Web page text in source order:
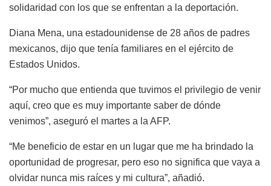
solidaridad con los que se enfrentan a la deportación.
Diana Mena, una estadounidense de 28 años de padres
mexicanos, dijo que tenía familiares en el ejército de
Estados Unidos.
“Por mucho que entienda que tuvimos el privilegio de venir
aquí, creo que es muy importante saber de dónde
venimos”, aseguró el martes a la AFP.
“Me beneficio de estar en un lugar que me ha brindado la
oportunidad de progresar, pero eso no significa que vaya a
olvidar nunca mis raíces y mi cultura”, añadió.